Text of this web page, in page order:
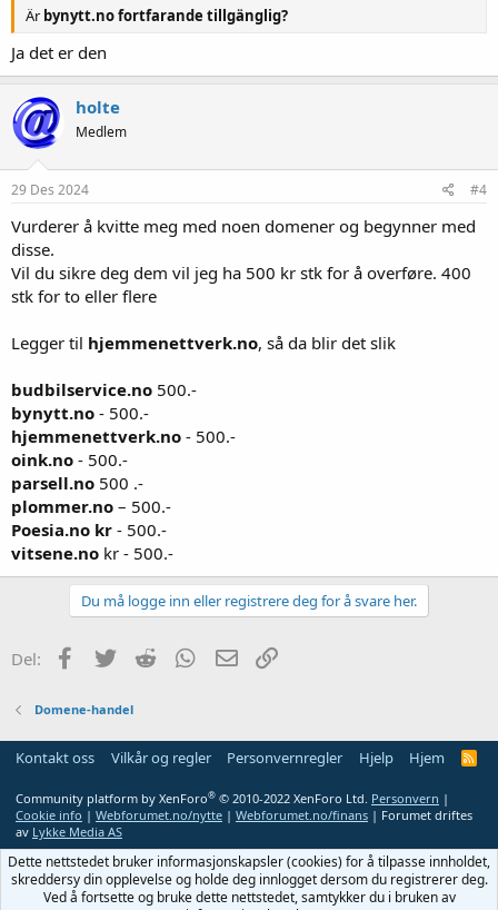
Är bynytt.no fortfarande tillgänglig?
Ja det er den
holte
Medlem
29 Des 2024 #4
Vurderer å kvitte meg med noen domener og begynner med
disse.
Vil du sikre deg dem vil jeg ha 500 kr stk for å overføre. 400
stk for to eller flere
Legger til hjemmenettverk.no, så da blir det slik
budbilservice.no 500.-
bynytt.no - 500.-
hjemmenettverk.no - 500.-
oink.no - 500.-
parsell.no 500 .-
plommer.no – 500.-
Poesia.no kr - 500.-
vitsene.no kr - 500.-
Du må logge inn eller registrere deg for å svare her.
Del: Facebook
Twitter Reddit WhatsApp
E-post
Domene-handel
Kontakt oss Vilkår og regler Personvernregler Hjelp Hjem
R
Community platform by XenForo® © 2010-2022 XenForo Ltd. Personvern |
Cookie info | Webforumet.no/nytte | Webforumet.no/finans | Forumet driftes
av Lykke Media AS
Dette nettstedet bruker informasjonskapsler (cookies) for å tilpasse innholdet,
skreddersy din opplevelse og holde deg innlogget dersom du registrerer deg.
Ved å fortsette og bruke dette nettstedet, samtykker du i bruken av